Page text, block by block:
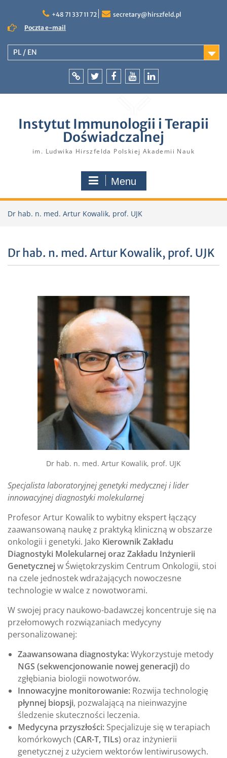
content
+48 71 337 11 72
secretary@hirszfeld.pl
Poczta e-mail
PL / EN
Instytut Immunologii i Terapii
Doświadczalnej
im. Ludwika Hirszfelda Polskiej Akademii Nauk
Menu
Dr hab. n. med. Artur Kowalik, prof. UJK
Dr hab. n. med. Artur Kowalik, prof. UJK
Dr hab. n. med. Artur Kowalik, prof. UJK
Specjalista laboratoryjnej genetyki medycznej i lider
innowacyjnej diagnostyki molekularnej
Profesor Artur Kowalik to wybitny ekspert łączący
zaawansowaną naukę z praktyką kliniczną w obszarze
onkologii i genetyki. Jako Kierownik Zakładu
Diagnostyki Molekularnej oraz Zakładu Inżynierii
Genetycznejw Świętokrzyskim Centrum Onkologii, stoi
na czele jednostek wdrażających nowoczesne
technologie w walce z nowotworami.
W swojej pracy naukowo-badawczej koncentruje się na
przełomowych rozwiązaniach medycyny
personalizowanej:
Zaawansowana diagnostyka:Wykorzystuje metody
NGS (sekwencjonowanie nowej generacji) do
zgłębiania biologii nowotworów.
Innowacyjne monitorowanie: Rozwija technologię
płynnej biopsji, pozwalającą na nieinwazyjne
śledzenie skuteczności leczenia.
Medycyna przyszłości: Specjalizuje się w terapiach
komórkowych (CAR-T, TILs) oraz inżynierii
genetycznej z użyciem wektorów lentiwirusowych.